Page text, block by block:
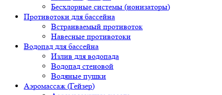
Бесхлорные системы (ионизаторы)
Противотоки для бассейна
Встраиваемый противоток
Навесные противотоки
Водопад для бассейна
Излив для водопада
Водопад стеновой
Водяные пушки
Аэромассаж (Гейзер)